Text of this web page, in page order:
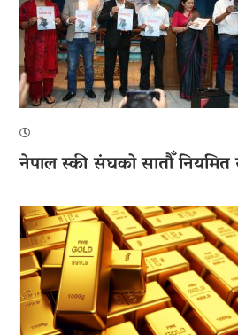
नेपाल स्की संघको सातौँ नियमित